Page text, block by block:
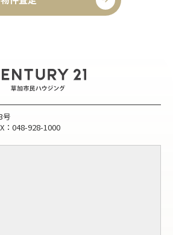
号
：048-928-1000